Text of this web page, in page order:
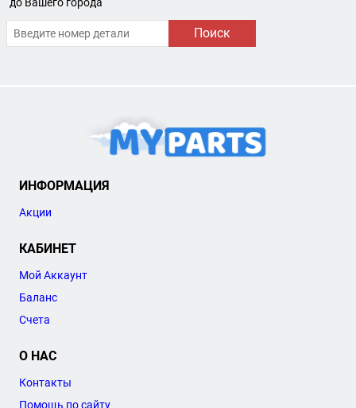
Поиск
ИНФОРМАЦИЯ
Акции
КАБИНЕТ
Мой Аккаунт
Баланс
Счета
О НАС
Контакты
Помощь по сайту